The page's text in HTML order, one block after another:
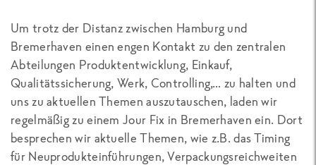
Um trotz der Distanz zwischen Hamburg und
Bremerhaven einen engen Kontakt zu den zentralen
Abteilungen Produktentwicklung, Einkauf,
Qualitätssicherung, Werk, Controlling,… zu halten und
uns zu aktuellen Themen auszutauschen, laden wir
regelmäßig zu einem Jour Fix in Bremerhaven ein. Dort
besprechen wir aktuelle Themen, wie z.B. das Timing
für Neuprodukteinführungen, Verpackungsreichweiten